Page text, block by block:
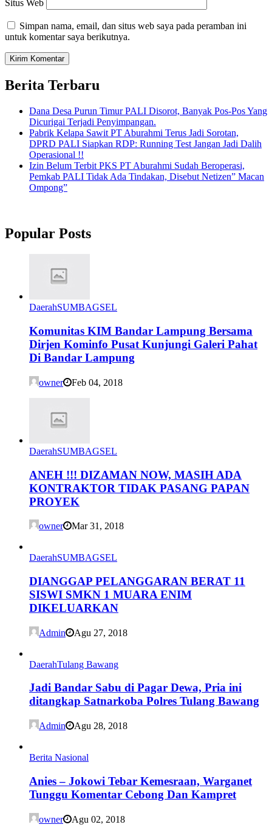
Situs Web
Simpan nama, email, dan situs web saya pada peramban ini
untuk komentar saya berikutnya.
Berita Terbaru
Dana Desa Purun Timur PALI Disorot, Banyak Pos-Pos Yang
Dicurigai Terjadi Penyimpangan.
Pabrik Kelapa Sawit PT Aburahmi Terus Jadi Sorotan,
DPRD PALI Siapkan RDP: Running Test Jangan Jadi Dalih
Operasional !!
Izin Belum Terbit PKS PT Aburahmi Sudah Beroperasi,
Pemkab PALI Tidak Ada Tindakan, Disebut Netizen” Macan
Ompong”
Popular Posts
DaerahSUMBAGSEL
Komunitas KIM Bandar Lampung Bersama
Dirjen Kominfo Pusat Kunjungi Galeri Pahat
Di Bandar Lampung
owner Feb 04, 2018
DaerahSUMBAGSEL
ANEH !!! DIZAMAN NOW, MASIH ADA
KONTRAKTOR TIDAK PASANG PAPAN
PROYEK
owner Mar 31, 2018
DaerahSUMBAGSEL
DIANGGAP PELANGGARAN BERAT 11
SISWI SMKN 1 MUARA ENIM
DIKELUARKAN
Admin Agu 27, 2018
DaerahTulang Bawang
Jadi Bandar Sabu di Pagar Dewa, Pria ini
ditangkap Satnarkoba Polres Tulang Bawang
Admin Agu 28, 2018
Berita Nasional
Anies – Jokowi Tebar Kemesraan, Warganet
Tunggu Komentar Cebong Dan Kampret
owner Agu 02, 2018